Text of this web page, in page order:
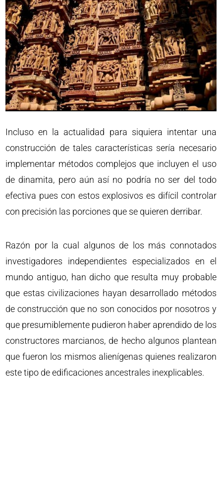
Incluso en la actualidad para siquiera intentar una
construcción de tales características sería necesario
implementar métodos complejos que incluyen el uso
de dinamita, pero aún así no podría no ser del todo
efectiva pues con estos explosivos es difícil controlar
con precisión las porciones que se quieren derribar.
Razón por la cual algunos de los más connotados
investigadores independientes especializados en el
mundo antiguo, han dicho que resulta muy probable
que estas civilizaciones hayan desarrollado métodos
de construcción que no son conocidos por nosotros y
que presumiblemente pudieron haber aprendido de los
constructores marcianos, de hecho algunos plantean
que fueron los mismos alienígenas quienes realizaron
este tipo de edificaciones ancestrales inexplicables.